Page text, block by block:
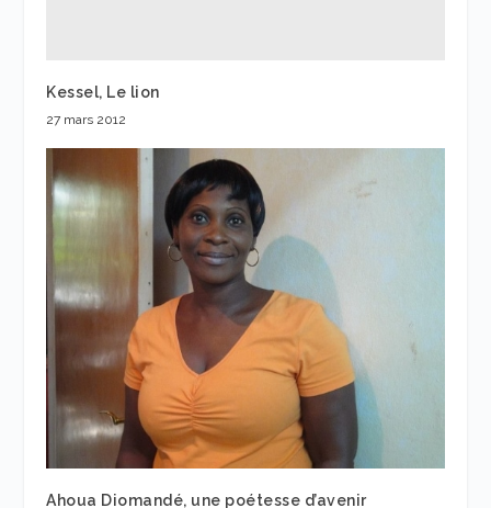
Kessel, Le lion
27 mars 2012
Ahoua Diomandé, une poétesse d’avenir